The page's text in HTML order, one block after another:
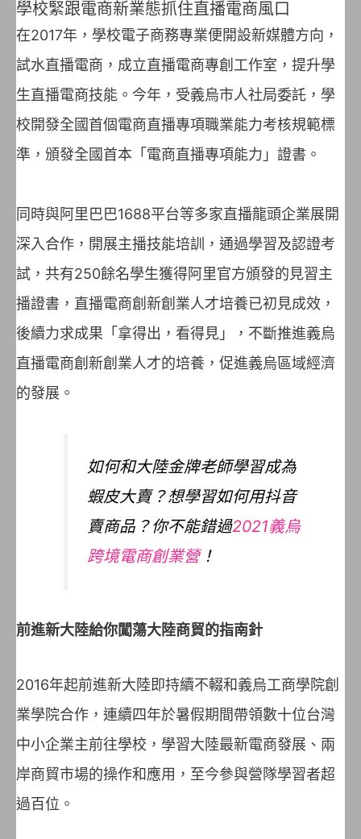
學校緊跟電商新業態抓住直播電商風口
在2017年，學校電子商務專業便開設新媒體方向，
試水直播電商，成立直播電商專創工作室，提升學
生直播電商技能。今年，受義烏市人社局委託，學
校開發全國首個電商直播專項職業能力考核規範標
準，頒發全國首本「電商直播專項能力」證書。
同時與阿里巴巴1688平台等多家直播龍頭企業展開
深入合作，開展主播技能培訓，通過學習及認證考
試，共有250餘名學生獲得阿里官方頒發的見習主
播證書，直播電商創新創業人才培養已初見成效，
後續力求成果「拿得出，看得見」，不斷推進義烏
直播電商創新創業人才的培養，促進義烏區域經濟
的發展。
如何和大陸金牌老師學習成為
蝦皮大賣？想學習如何用抖音
賣商品？你不能錯過2021義烏
跨境電商創業營！
前進新大陸給你闖蕩大陸商貿的指南針
2016年起前進新大陸即持續不輟和義烏工商學院創
業學院合作，連續四年於暑假期間帶領數十位台灣
中小企業主前往學校，學習大陸最新電商發展、兩
岸商貿市場的操作和應用，至今參與營隊學習者超
過百位。